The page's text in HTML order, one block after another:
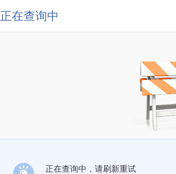
正在查询中
正在查询中，请刷新重试